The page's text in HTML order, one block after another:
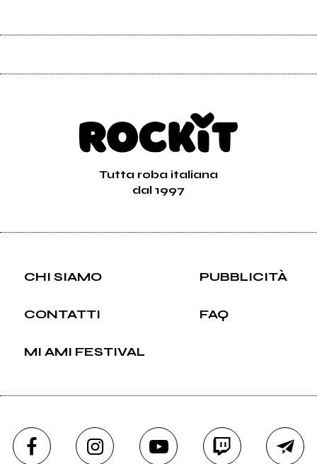
Tutta roba italiana
dal 1997
CHI SIAMO PUBBLICITÀ
CONTATTI FAQ
MI AMI FESTIVAL